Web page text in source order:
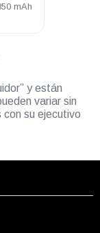
mAh
y están
variar sin
su ejecutivo